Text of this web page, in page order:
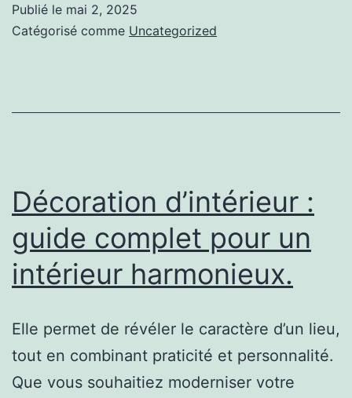
lesquelles
acte
patrimonial,
écologique
et
personnel
Publié le mai 2, 2025
Catégorisé comme Uncategorized
Décoration d’intérieur :
guide complet pour un
intérieur harmonieux.
Elle permet de révéler le caractère d’un lieu,
tout en combinant praticité et personnalité.
Que vous souhaitiez moderniser votre